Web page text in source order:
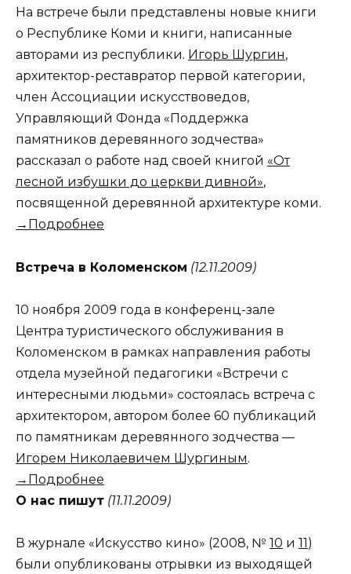
На встрече были представлены новые книги
о Республике Коми и книги, написанные
авторами из республики. Игорь Шургин,
архитектор-реставратор первой категории,
член Ассоциации искусствоведов,
Управляющий Фонда «Поддержка
памятников деревянного зодчества»
рассказал о работе над своей книгой «От
лесной избушки до церкви дивной»,
посвященной деревянной архитектуре коми.
→Подробнее
Встреча в Коломенском (12.11.2009)
10 ноября 2009 года в конференц-зале
Центра туристического обслуживания в
Коломенском в рамках направления работы
отдела музейной педагогики «Встречи с
интересными людьми» состоялась встреча с
архитектором, автором более 60 публикаций
по памятникам деревянного зодчества —
Игорем Николаевичем Шургиным.
→Подробнее
О нас пишут (11.11.2009)
В журнале «Искусство кино» (2008, № 10 и 11)
были опубликованы отрывки из выходящей